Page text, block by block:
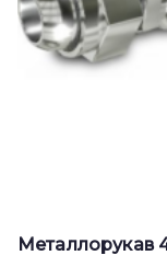
Металлорукав